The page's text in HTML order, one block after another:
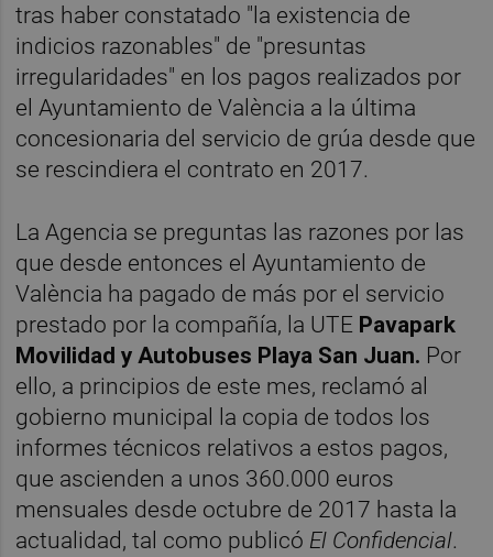
tras haber constatado "la existencia de
indicios razonables" de "presuntas
irregularidades" en los pagos realizados por
el Ayuntamiento de València a la última
concesionaria del servicio de grúa desde que
se rescindiera el contrato en 2017.
La Agencia se preguntas las razones por las
que desde entonces el Ayuntamiento de
València ha pagado de más por el servicio
prestado por la compañía, la UTE Pavapark
Movilidad y Autobuses Playa San Juan. Por
ello, a principios de este mes, reclamó al
gobierno municipal la copia de todos los
informes técnicos relativos a estos pagos,
que ascienden a unos 360.000 euros
mensuales desde octubre de 2017 hasta la
actualidad, tal como publicó El Confidencial.